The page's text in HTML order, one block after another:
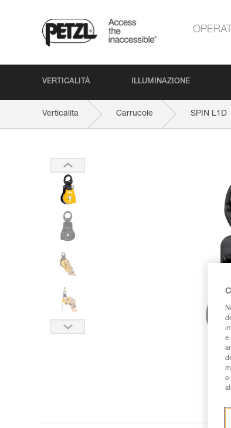
VERTICALITÀ ILLUMINAZIONE
Verticalita Carrucole SPIN L1D
e
o